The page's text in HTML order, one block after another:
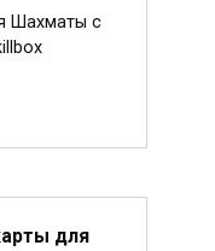
Шахматы с
для